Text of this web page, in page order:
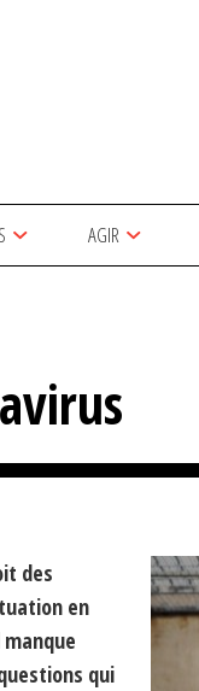
AGIR
des
en
qui